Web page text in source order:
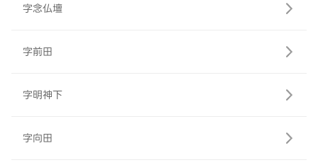
字念仏壇
字前田
字明神下
字向田